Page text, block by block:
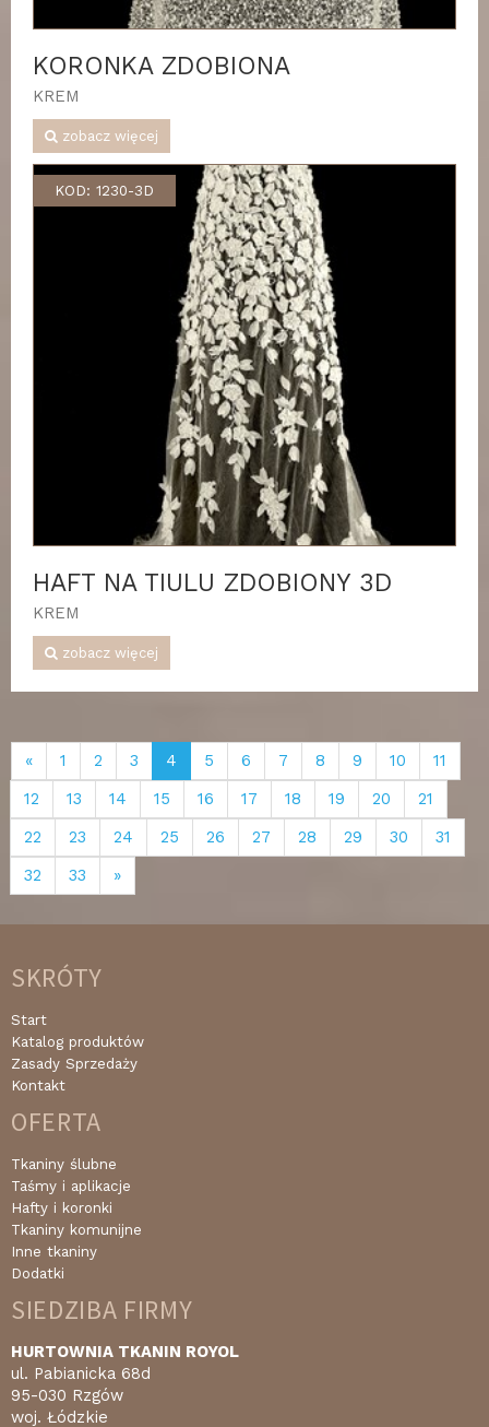
KORONKA ZDOBIONA
KREM
zobacz więcej
KOD: 1230-3D
HAFT NA TIULU ZDOBIONY 3D
KREM
zobacz więcej
« 1 2 3 4 5 6 7 8 9 10
11
12
13 14 15 16 17 18 19 20
21
22
23 24 25 26 27 28 29 30
31
32
33 »
SKRÓTY
Start
Katalog produktów
Zasady Sprzedaży
Kontakt
OFERTA
Tkaniny ślubne
Taśmy i aplikacje
Hafty i koronki
Tkaniny komunijne
Inne tkaniny
Dodatki
SIEDZIBA FIRMY
HURTOWNIA TKANIN ROYOL
ul. Pabianicka 68d
95-030 Rzgów
woj. Łódzkie